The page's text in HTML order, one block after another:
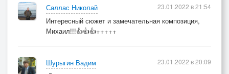
Саллас Николай
Интересный сюжет и замечательная композиция,
Михаил!!!👍👍👍+++++
23.01.2022 в 21:54
Шурыгин Вадим
23.01.2022 в 20:09